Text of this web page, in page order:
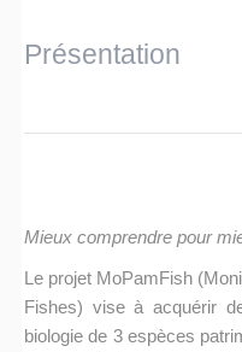
Présentation
Mieux comprendre pour
Le projet MoPamFish
Fishes) vise à acquérir
biologie de 3 espèces